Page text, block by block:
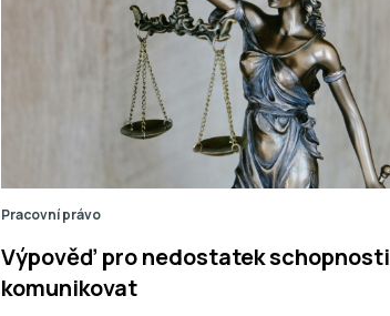
Pracovní právo
Výpověď pro nedostatek schopnosti
komunikovat